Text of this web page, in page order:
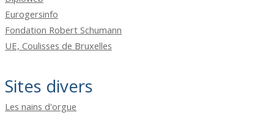
Eurogersinfo
Fondation Robert Schumann
UE, Coulisses de Bruxelles
Sites divers
Les nains d'orgue